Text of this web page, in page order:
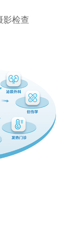
影检查